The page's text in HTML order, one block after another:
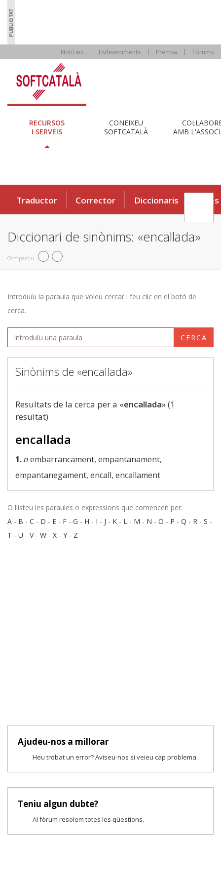
Notícies Esdeveniments Premsa Fòrums
RECURSOS
I SERVEIS
CONEIXEU
SOFTCATALÀ
AMB
Traductor Corrector Diccionaris Eines
Diccionari de sinònims: «encallada»
Compartiu
Introduïu la paraula que voleu cercar i feu clic en el botó de
cerca.
CERCA
Sinònims de «encallada»
Resultats de la cerca per a «encallada» (1
resultat)
encallada
1.nembarrancament, empantanament,
empantanegament, encall, encallament
O llisteu les paraules o expressions que comencen per:
A - B - C - D - E - F - G - H - I - J - K - L - M - N - O - P - Q - R - S -
T - U - V- W - X - Y - Z
Ajudeu-nos a millorar
Heu trobat un error? Aviseu-nos si veieu cap problema.
Teniu algun dubte?
Al fòrum resolem totes les qüestions.